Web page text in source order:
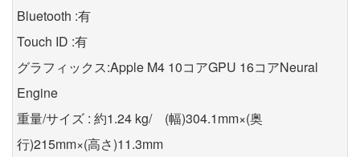
Bluetooth :有
Touch ID :有
グラフィックス:Apple M4 10コアGPU 16コアNeural
Engine
重量/サイズ : 約1.24 kg/ (幅)304.1mm×(奥
行)215mm×(高さ)11.3mm